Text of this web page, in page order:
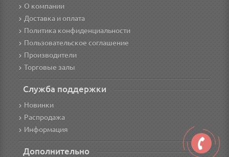
О компании
Доставка и оплата
Политика конфиденциальности
Пользовательское соглашение
Производители
Торговые залы
Служба поддержки
Новинки
Распродажа
Информация
Дополнительно